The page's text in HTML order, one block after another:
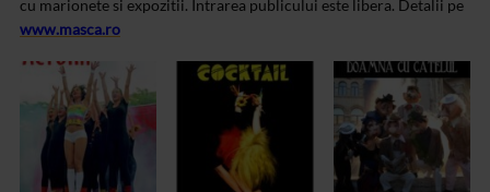
cu marionete si expozitii. Intrarea publicului este libera. Detalii pe
www.masca.ro